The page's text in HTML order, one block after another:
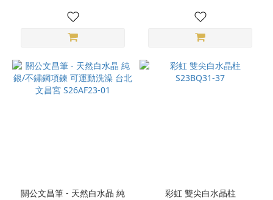
關公文昌筆 - 天然白水晶 純
彩虹 雙尖白水晶柱